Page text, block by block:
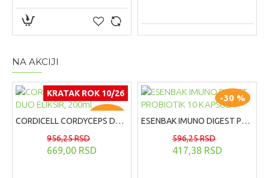
NA AKCIJI
KRATAK ROK 10/26
-30 %
CORDICELL CORDYCEPS DUO ELIKSIR, 200ml
669,00 RSD
956,25 RSD
-30 %
ESENBAK IMUNO DIGEST PROBIOTIK 10 KAPSULA
417,38 RSD
596,25 RSD